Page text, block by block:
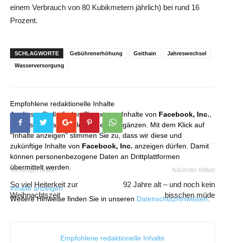
einem Verbrauch von 80 Kubikmetern jährlich) bei rund 16
Prozent.
SCHLAGWORTE Gebührenerhöhung Geithain
Jahreswechsel
Wasserversorgung
Empfohlene redaktionelle Inhalte
An dieser Stelle finden Sie externe Inhalte von Facebook, Inc.
die unser redaktionelles Angebot ergänzen. Mit dem Klick auf
"Inhalte anzeigen" stimmen Sie zu, dass wir diese und
zukünftige Inhalte von Facebook, Inc. anzeigen dürfen. Damit
können personenbezogene Daten an Drittplattformen
übermittelt werden.
Inhalte anzeigen
Weitere Hinweise finden Sie in unseren Datenschutzhinweisen.
Vorheriger Artikel
So viel Heiterkeit zur
Weihnachtszeit
Nächster Artikel
92 Jahre alt – und noch kein
bisschen müde
Empfohlene redaktionelle Inhalte